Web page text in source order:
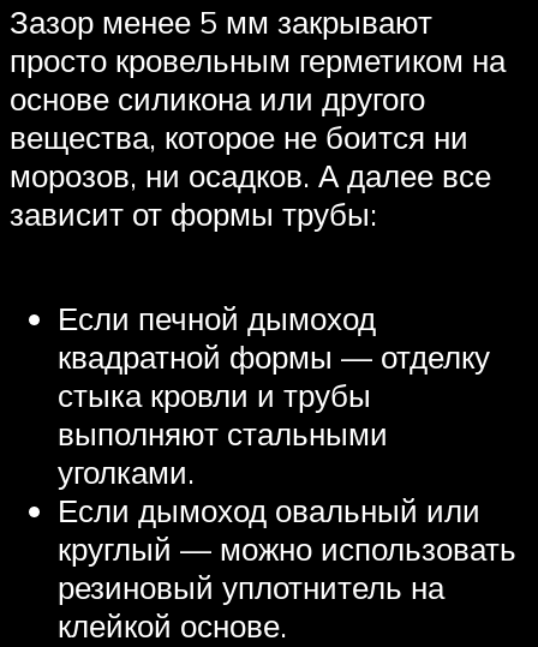
Зазор менее 5 мм закрывают
просто кровельным герметиком на
основе силикона или другого
вещества, которое не боится ни
морозов, ни осадков. А далее все
зависит от формы трубы:
Если печной дымоход
квадратной формы — отделку
стыка кровли и трубы
выполняют стальными
уголками.
Если дымоход овальный или
круглый — можно использовать
резиновый уплотнитель на
клейкой основе.